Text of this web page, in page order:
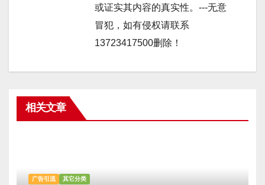
或证实其内容的真实性。---无意
冒犯，如有侵权请联系
13723417500删除！
相关文章
广告引流 其它分类